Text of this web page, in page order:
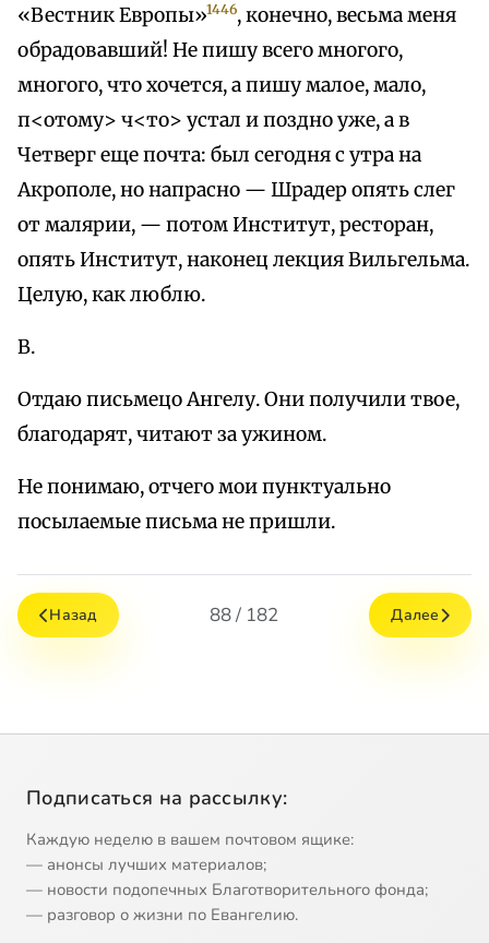
«Вестник Европы»1446, конечно, весьма меня
обрадовавший! Не пишу всего многого,
многого, что хочется, а пишу малое, мало,
п<отому> ч<то> устал и поздно уже, а в
Четверг еще почта: был сегодня с утра на
Акрополе, но напрасно — Шрадер опять слег
от малярии, — потом Институт, ресторан,
опять Институт, наконец лекция Вильгельма.
Целую, как люблю.
В.
Отдаю письмецо Ангелу. Они получили твое,
благодарят, читают за ужином.
Не понимаю, отчего мои пунктуально
посылаемые письма не пришли.
Назад 88 / 182 Далее
Подписаться на рассылку:
Каждую неделю в вашем почтовом ящике:
— анонсы лучших материалов;
— новости подопечных Благотворительного фонда;
— разговор о жизни по Евангелию.